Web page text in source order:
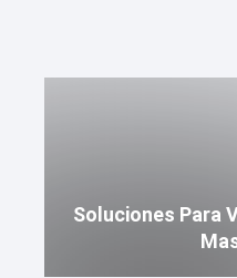
Soluciones Para